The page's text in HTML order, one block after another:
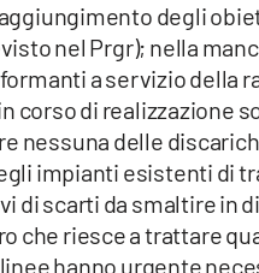
degli
nel Prgr); nella
a servizio della
corso di realizzazione
nessuna delle
impianti esistenti di
scarti da smaltire in
che riesce a trattare
hanno urgente